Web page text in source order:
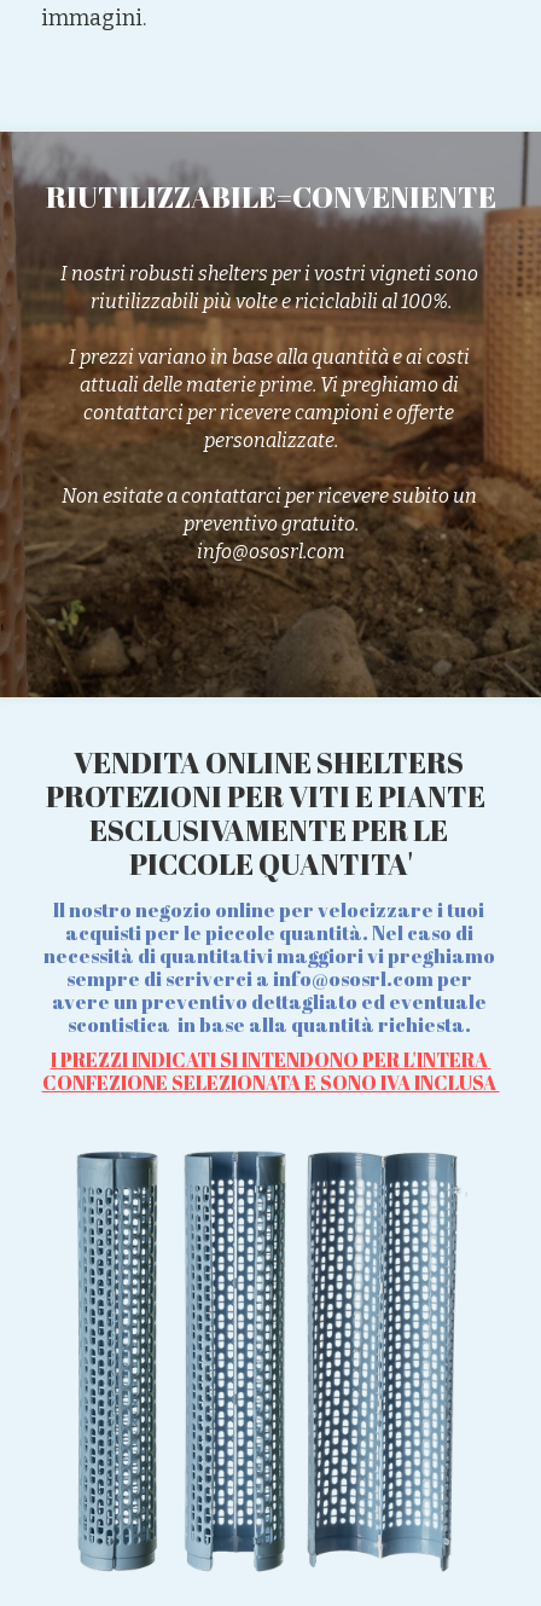
immagini.
RIUTILIZZABILE=CONVENIENTE
I nostri robusti shelters per i vostri vigneti sono
riutilizzabili più volte e riciclabili al 100%.
I prezzi variano in base alla quantità e ai costi
attuali delle materie prime. Vi preghiamo di
contattarci per ricevere campioni e offerte
personalizzate.
Non esitate a contattarci per ricevere subito un
preventivo gratuito.
info@ososrl.com
VENDITA ONLINE SHELTERS
PROTEZIONI PER VITI E PIANTE
ESCLUSIVAMENTE PER LE
PICCOLE QUANTITA'
Il nostro negozio online per velocizzare i tuoi
acquisti per le piccole quantità. Nel caso di
necessità di quantitativi maggiori vi preghiamo
sempre di scriverci a info@ososrl.com per
avere un preventivo dettagliato ed eventuale
scontistica  in base alla quantità richiesta.
I PREZZI INDICATI SI INTENDONO PER L'INTERA
CONFEZIONE SELEZIONATA E SONO IVA INCLUSA